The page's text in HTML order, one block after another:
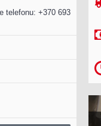
telefonu: +370 693